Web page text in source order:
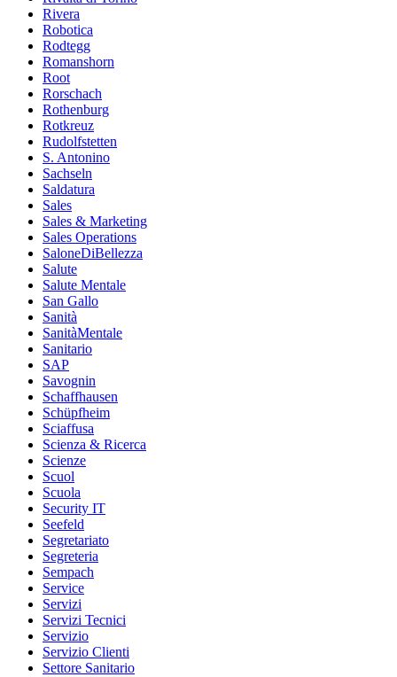
Rivera
Robotica
Rodtegg
Romanshorn
Root
Rorschach
Rothenburg
Rotkreuz
Rudolfstetten
S. Antonino
Sachseln
Saldatura
Sales
Sales & Marketing
Sales Operations
SaloneDiBellezza
Salute
Salute Mentale
San Gallo
Sanità
SanitàMentale
Sanitario
SAP
Savognin
Schaffhausen
Schüpfheim
Sciaffusa
Scienza & Ricerca
Scienze
Scuol
Scuola
Security IT
Seefeld
Segretariato
Segreteria
Sempach
Service
Servizi
Servizi Tecnici
Servizio
Servizio Clienti
Settore Sanitario